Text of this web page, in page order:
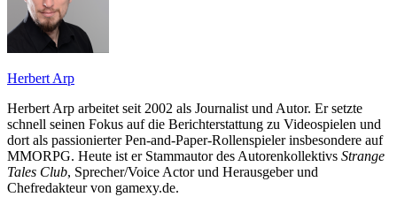
Herbert Arp
Herbert Arp arbeitet seit 2002 als Journalist und Autor. Er setzte
schnell seinen Fokus auf die Berichterstattung zu Videospielen und
dort als passionierter Pen-and-Paper-Rollenspieler insbesondere auf
MMORPG. Heute ist er Stammautor des Autorenkollektivs Strange
Tales Club, Sprecher/Voice Actor und Herausgeber und
Chefredakteur von gamexy.de.